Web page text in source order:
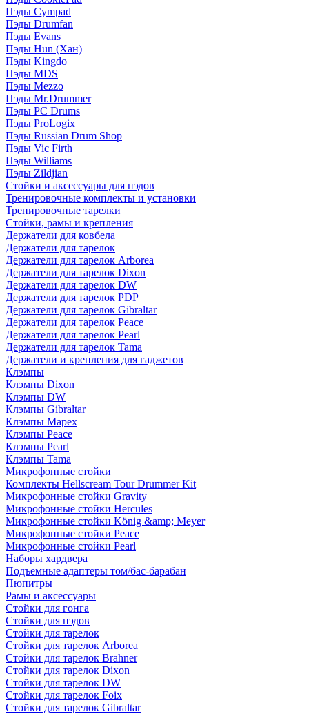
Пэды Cympad
Пэды Drumfan
Пэды Evans
Пэды Hun (Хан)
Пэды Kingdo
Пэды MDS
Пэды Mezzo
Пэды Mr.Drummer
Пэды PC Drums
Пэды ProLogix
Пэды Russian Drum Shop
Пэды Vic Firth
Пэды Williams
Пэды Zildjian
Стойки и аксессуары для пэдов
Тренировочные комплекты и установки
Тренировочные тарелки
Стойки, рамы и крепления
Держатели для ковбела
Держатели для тарелок
Держатели для тарелок Arborea
Держатели для тарелок Dixon
Держатели для тарелок DW
Держатели для тарелок PDP
Держатели для тарелок Gibraltar
Держатели для тарелок Peace
Держатели для тарелок Pearl
Держатели для тарелок Tama
Держатели и крепления для гаджетов
Клэмпы
Клэмпы Dixon
Клэмпы DW
Клэмпы Gibraltar
Клэмпы Mapex
Клэмпы Peace
Клэмпы Pearl
Клэмпы Tama
Микрофонные стойки
Комплекты Hellscream Tour Drummer Kit
Микрофонные стойки Gravity
Микрофонные стойки Hercules
Микрофонные стойки König &amp; Meyer
Микрофонные стойки Peace
Микрофонные стойки Pearl
Наборы хардвера
Подъемные адаптеры том/бас-барабан
Пюпитры
Рамы и аксессуары
Стойки для гонга
Стойки для пэдов
Стойки для тарелок
Стойки для тарелок Arborea
Стойки для тарелок Brahner
Стойки для тарелок Dixon
Стойки для тарелок DW
Стойки для тарелок Foix
Стойки для тарелок Gibraltar